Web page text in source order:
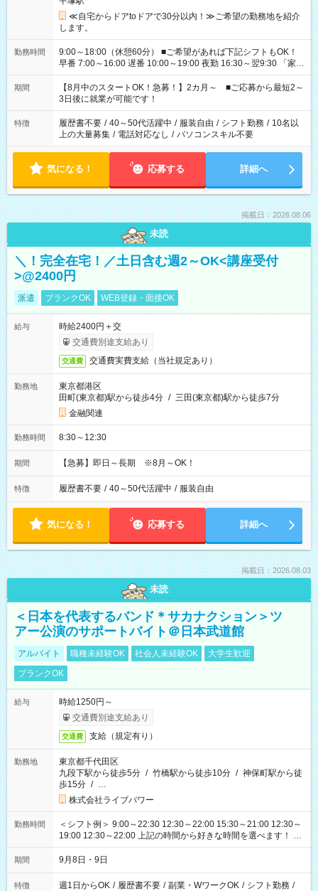
≪自宅からドアtoドアで30分以内！≫ご希望の勤務地を紹介
します。
勤務時間
9:00～18:00（休憩60分） ■ご希望があれば下記シフトもOK！
早番 7:00～16:00 遅番 10:00～19:00 夜勤 16:30～翌9:30 「家族
と休みを合わせたい」 「余裕を持って夕飯の準備がしたい」
「できれば残業はしたくない」 など、ご希望を教えてください
ね。 ※Wワーク希望の方へ 今ご覧のお仕事で希望する勤務時間
と、もう1つのお仕事の勤務時間。 合計で週40時間を超える場
合は応募できません。
期間
【8月中のスタートOK！急募！】2カ月～ ■ご応募から最短2～
3日後に就業が可能です！
特徴 履歴書不要 / 40～50代活躍中 / 服装自由 / シフト勤務 / 10名以
上の大量募集 / 電話対応なし / パソコンスキル不要
気になる！ 応募する 詳細へ
掲載日：2026.08.06
未読
＼！完全在宅！／土日含む週2～OK<講座受付
>@2400円
派遣 ブランクOK WEB登録・面接OK
給与
時給2400円＋交
交通費別途支給あり
交通費 交通費実費支給（当社規定あり）
勤務地
東京都港区
田町(東京都)駅から徒歩4分 / 三田(東京都)駅から徒歩7分
金融関連
勤務時間 8:30～12:30
期間 【急募】即日～長期 ※8月～OK！
特徴 履歴書不要 / 40～50代活躍中 / 服装自由
気になる！ 応募する 詳細へ
掲載日：2026.08.03
未読
＜日本を代表するバンド＊サカナクション＞ツ
アー公演のサポートバイト＠日本武道館
アルバイト 職種未経験OK 社会人未経験OK
大学生歓迎
ブランクOK
給与
時給1250円～
交通費別途支給あり
交通費 支給（規定有り）
勤務地
東京都千代田区
九段下駅から徒歩5分 / 竹橋駅から徒歩10分 / 神保町駅から徒
歩15分 / …
株式会社ライブパワー
勤務時間
＜シフト例＞ 9:00～22:30 12:30～22:00 15:30～21:00 12:30～
19:00 12:30～22:00 上記の時間から好きな時間を選べます！ ※
時間は変更となる可能性があります
期間 9月8日・9日
特徴 週1日からOK / 履歴書不要 / 副業・WワークOK / シフト勤務 /